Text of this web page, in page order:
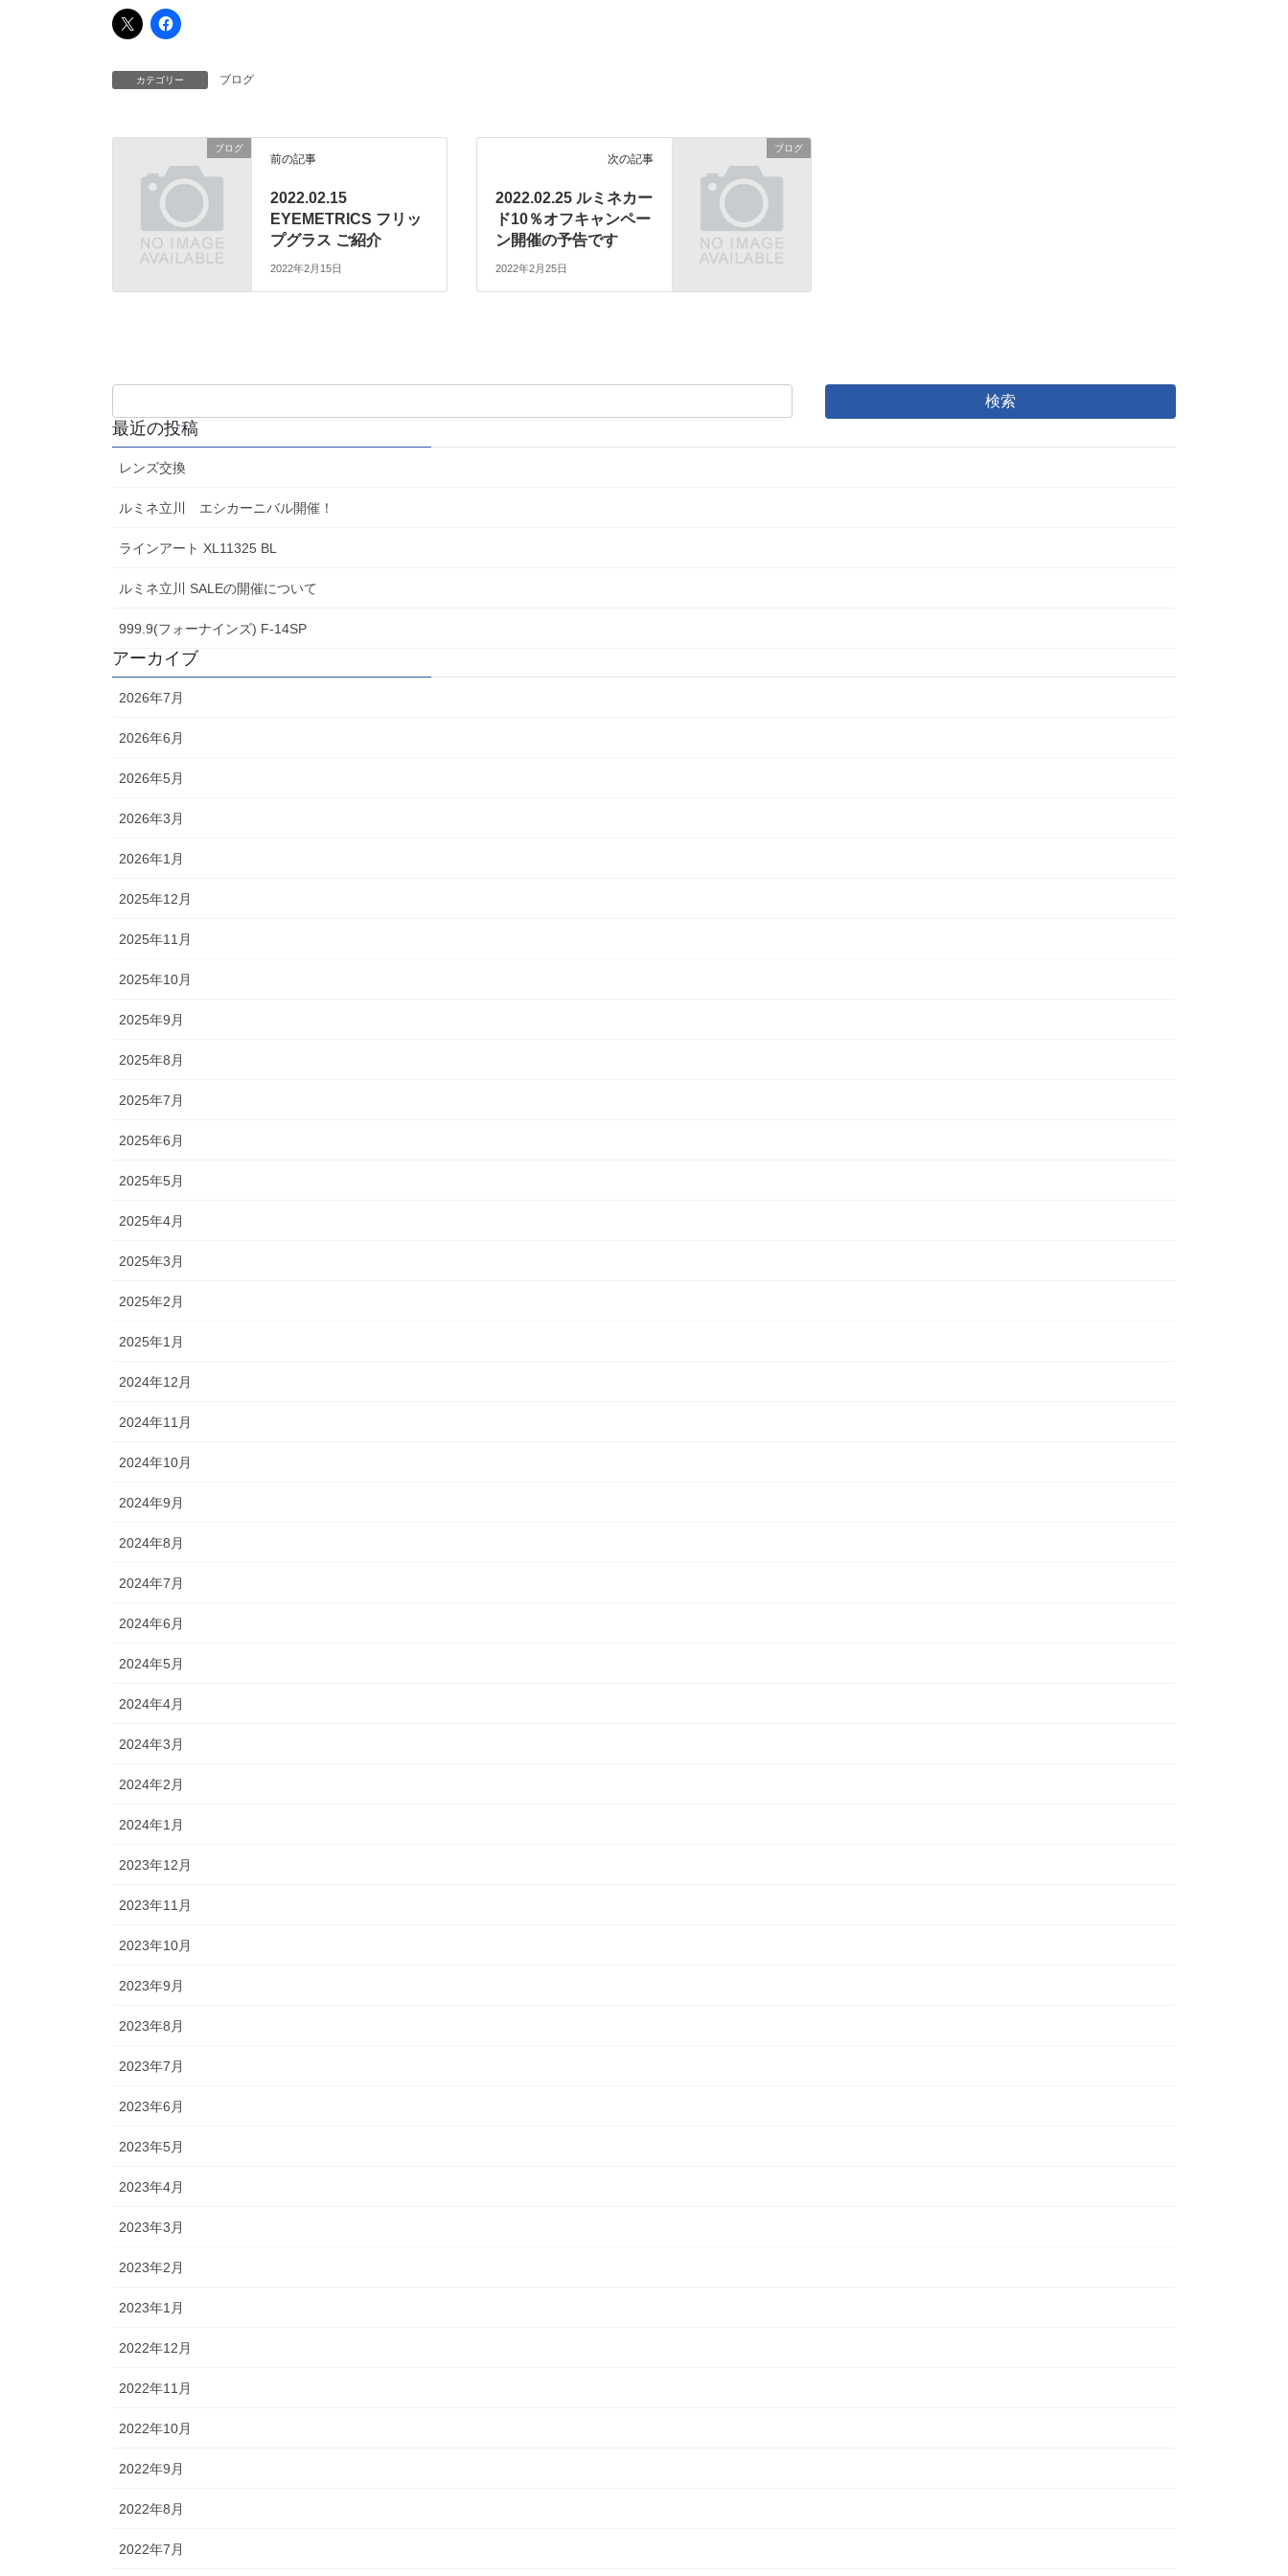
カテゴリー ブログ
ブログ
前の記事
2022.02.15
EYEMETRICS フリッ
プグラス ご紹介
2022年2月15日
ブログ
次の記事
2022.02.25 ルミネカー
ド10％オフキャンペー
ン開催の予告です
2022年2月25日
最近の投稿
レンズ交換
ルミネ立川 エシカーニバル開催！
ラインアート XL11325 BL
ルミネ立川 SALEの開催について
999.9(フォーナインズ) F-14SP
アーカイブ
2026年7月
2026年6月
2026年5月
2026年3月
2026年1月
2025年12月
2025年11月
2025年10月
2025年9月
2025年8月
2025年7月
2025年6月
2025年5月
2025年4月
2025年3月
2025年2月
2025年1月
2024年12月
2024年11月
2024年10月
2024年9月
2024年8月
2024年7月
2024年6月
2024年5月
2024年4月
2024年3月
2024年2月
2024年1月
2023年12月
2023年11月
2023年10月
2023年9月
2023年8月
2023年7月
2023年6月
2023年5月
2023年4月
2023年3月
2023年2月
2023年1月
2022年12月
2022年11月
2022年10月
2022年9月
2022年8月
2022年7月